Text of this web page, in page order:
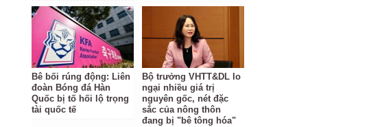
Bê bối rúng động: Liên
đoàn Bóng đá Hàn
Quốc bị tố hối lộ trọng
tài quốc tế
Bộ trưởng VHTT&DL lo
ngại nhiều giá trị
nguyên gốc, nét đặc
sắc của nông thôn
đang bị "bê tông hóa"